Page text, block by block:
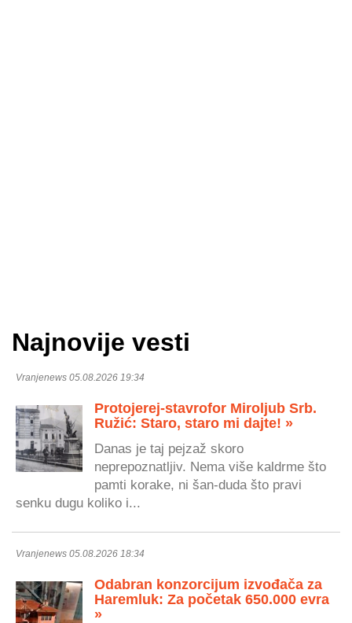
Najnovije vesti
Vranjenews 05.08.2026 19:34
Protojerej-stavrofor Miroljub Srb.
Ružić: Staro, staro mi dajte! »
Danas je taj pejzaž skoro
neprepoznatljiv. Nema više kaldrme što
pamti korake, ni šan-duda što pravi
senku dugu koliko i...
Vranjenews 05.08.2026 18:34
Odabran konzorcijum izvođača za
Haremluk: Za početak 650.000 evra
»